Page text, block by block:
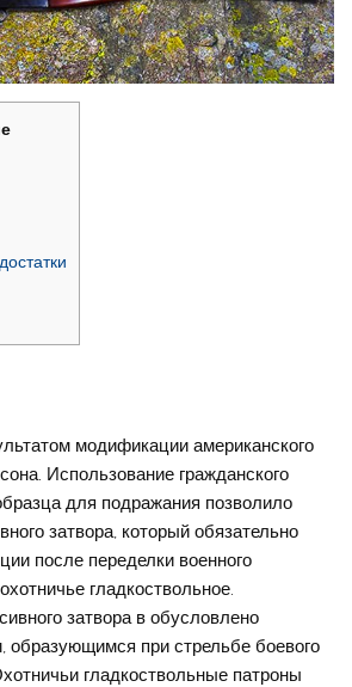
модификации американского
Использование гражданского
для подражания позволило
затвора, который обязательно
после переделки военного
гладкоствольное.
затвора в обусловлено
образующимся при стрельбе боевого
гладкоствольные патроны